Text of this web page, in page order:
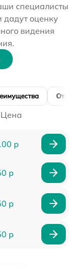
специалисты
дадут оценку
видения
Цена
р
р
р
р